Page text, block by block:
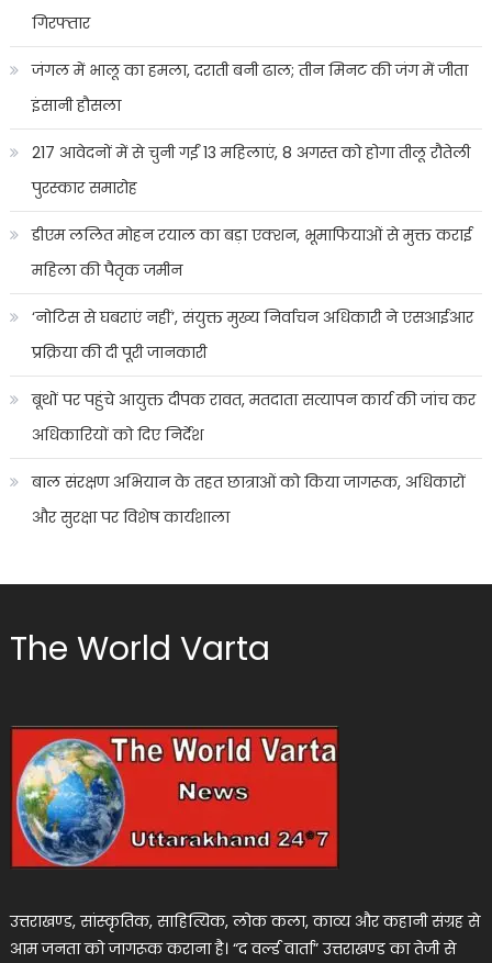
गिरफ्तार
जंगल में भालू का हमला, दराती बनी ढाल; तीन मिनट की जंग में जीता
इंसानी हौसला
217 आवेदनों में से चुनी गईं 13 महिलाएं, 8 अगस्त को होगा तीलू रौतेली
पुरस्कार समारोह
डीएम ललित मोहन रयाल का बड़ा एक्शन, भूमाफियाओं से मुक्त कराई
महिला की पैतृक जमीन
‘नोटिस से घबराएं नहीं’, संयुक्त मुख्य निर्वाचन अधिकारी ने एसआईआर
प्रक्रिया की दी पूरी जानकारी
बूथों पर पहुंचे आयुक्त दीपक रावत, मतदाता सत्यापन कार्य की जांच कर
अधिकारियों को दिए निर्देश
बाल संरक्षण अभियान के तहत छात्राओं को किया जागरूक, अधिकारों
और सुरक्षा पर विशेष कार्यशाला
The World Varta
उत्तराखण्ड, सांस्कृतिक, साहित्यिक, लोक कला, काव्य और कहानी संग्रह से
आम जनता को जागरूक कराना है। “द वर्ल्ड वार्ता” उत्तराखण्ड का तेजी से